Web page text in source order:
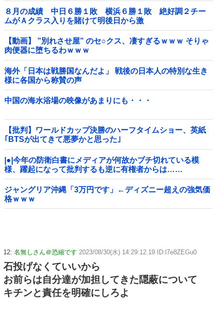
８月の成績 中日６勝１敗 横浜６勝１敗 絶好調２チー
ムがＡクラス入りを賭けて明後日から激
突！！！！！！！！！他
【動画】 ”別れさせ屋” のセ○クス、凄すぎるｗｗｗ そりゃ
肉便器に堕ちるわｗｗｗ
海外「日本は戦勝国なんだよ」 戦後の日本人の特別な生き
様に各国から称賛の声
中国の海水浴場の映像があまりにも・・・
【批判】ワールドカップ決勝のハーフタイムショー、英紙
｢BTSが出てきて悪夢かと思った｣
|●|今年の防衛白書にメディアが何故かブチ切れている模
様、躍起になって批判するも逆に有権者からは……
ジャングリア沖縄「3万円です」←ディズニー超えの強気価
格ｗｗｗ
12: 名無しさん＠恐縮です 2023/08/30(水) 14:29:12.19 ID:l7e8ZEGu0
石投げなくていいから
お前らは自分達が加担してきた隠蔽について
キチンと責任を明確にしろよ